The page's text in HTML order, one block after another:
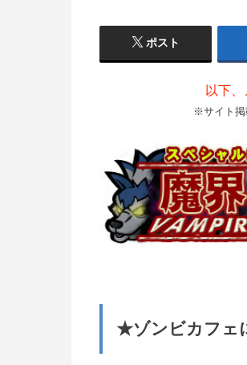
ポスト
以下
※サイト掲
★ゾンビカフェ